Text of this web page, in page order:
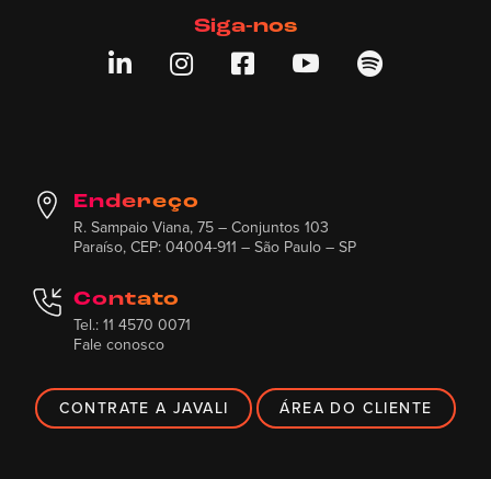
Siga-nos
    
Endereço
R. Sampaio Viana, 75 – Conjuntos 103
Paraíso, CEP: 04004-911 – São Paulo – SP
Contato
Tel.: 11 4570 0071
Fale conosco
CONTRATE A JAVALI ÁREA DO CLIENTE